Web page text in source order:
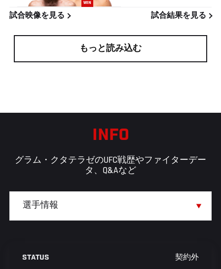
WIN
試合映像を見る 試合結果を見る
もっと読み込む
INFO
グラム・クタテラゼのUFC戦歴やファイターデー
タ、Q&Aなど
STATUS 契約外